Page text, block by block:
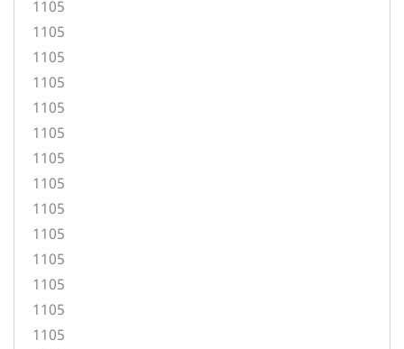
1105
1105
1105
1105
1105
1105
1105
1105
1105
1105
1105
1105
1105
1105